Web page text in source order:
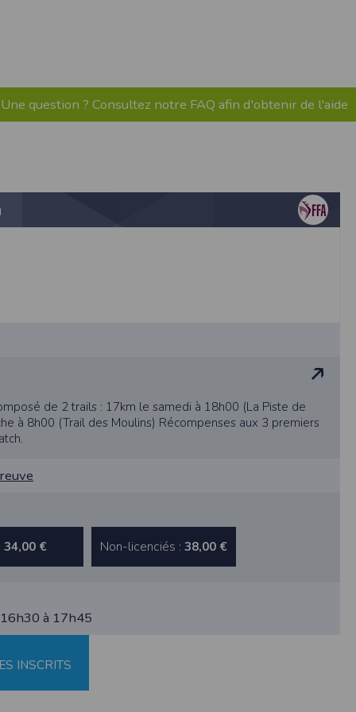
Une question ? Consultez notre FAQ afin d'obtenir de l'aide
de 2 trails : 17km le samedi à 18h00 (La Piste de
à 8h00 (Trail des Moulins) Récompenses aux 3 premiers
34,00 € Non-licenciés : 38,00 €
à 17h45
INSCRITS
déclaré à la Commission Nationale de
web, et d'effectuer une localisation
vous nous transmettez volontairement
parties de ce site ne peuvent être
sont conformes à la Loi Informatique
n'entraîne aucune conséquence
Les données sont également
de vos données en nous adressant une
limité. Des précautions techniques et
directement reliées à la société
si un organisateur décide de
d’utilisation. En cas de contestation
pour connaître de ce litige.
: